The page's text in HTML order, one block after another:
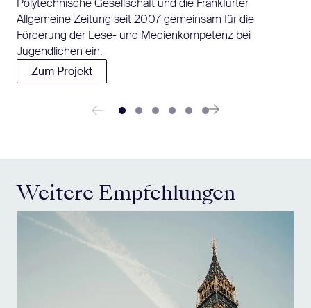
Polytechnische Gesellschaft und die Frankfurter
Allgemeine Zeitung seit 2007 gemeinsam für die
Förderung der Lese- und Medienkompetenz bei
Jugendlichen ein.
Zum Projekt
Weitere Empfehlungen